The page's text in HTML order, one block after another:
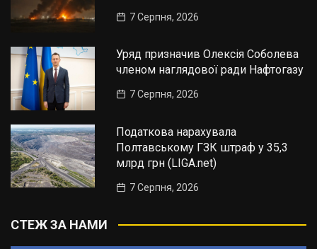
7 Серпня, 2026
Уряд призначив Олексія Соболева
членом наглядової ради Нафтогазу
7 Серпня, 2026
Податкова нарахувала
Полтавському ГЗК штраф у 35,3
млрд грн (LIGA.net)
7 Серпня, 2026
СТЕЖ ЗА НАМИ